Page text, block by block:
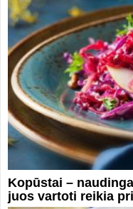
Kopūstai –
juos vartoti reikia